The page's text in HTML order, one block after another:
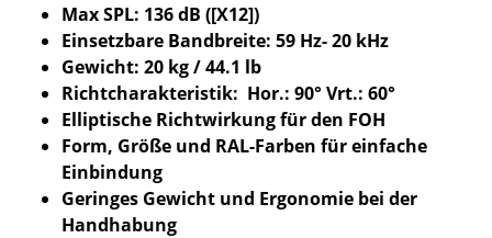
Max SPL: 136 dB ([X12])
Einsetzbare Bandbreite: 59 Hz- 20 kHz
Gewicht: 20 kg / 44.1 lb
Richtcharakteristik: Hor.: 90° Vrt.: 60°
Elliptische Richtwirkung für den FOH
Form, Größe und RAL-Farben für einfache
Einbindung
Geringes Gewicht und Ergonomie bei der
Handhabung